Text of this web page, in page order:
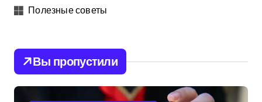
Полезные советы
Вы пропустили